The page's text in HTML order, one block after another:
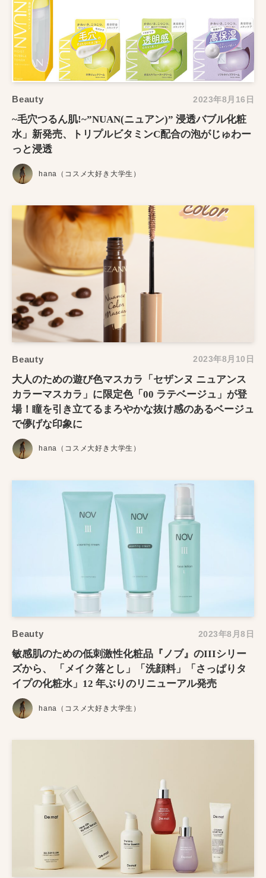
Beauty 2023年8月16日
~毛穴つるん肌!~”NUAN(ニュアン)” 浸透バブル化粧
水」新発売、トリプルビタミンC配合の泡がじゅわー
っと浸透
hana（コスメ大好き大学生）
Beauty 2023年8月10日
大人のための遊び色マスカラ「セザンヌ ニュアンス
カラーマスカラ」に限定色「00 ラテベージュ」が登
場！瞳を引き立てるまろやかな抜け感のあるベージュ
で儚げな印象に
hana（コスメ大好き大学生）
Beauty 2023年8月8日
敏感肌のための低刺激性化粧品『ノブ』のIIIシリー
ズから、 「メイク落とし」「洗顔料」「さっぱりタ
イプの化粧水」12 年ぶりのリニューアル発売
hana（コスメ大好き大学生）